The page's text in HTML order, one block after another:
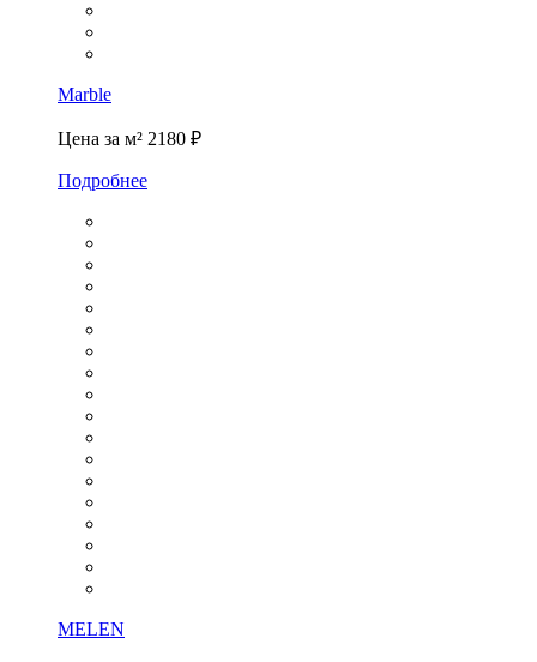
Marble
Цена за м² 2180 ₽
Подробнее
MELEN